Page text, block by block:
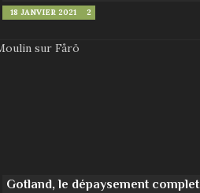
18 JANVIER 2021 2
Gotland, le dépaysement complet